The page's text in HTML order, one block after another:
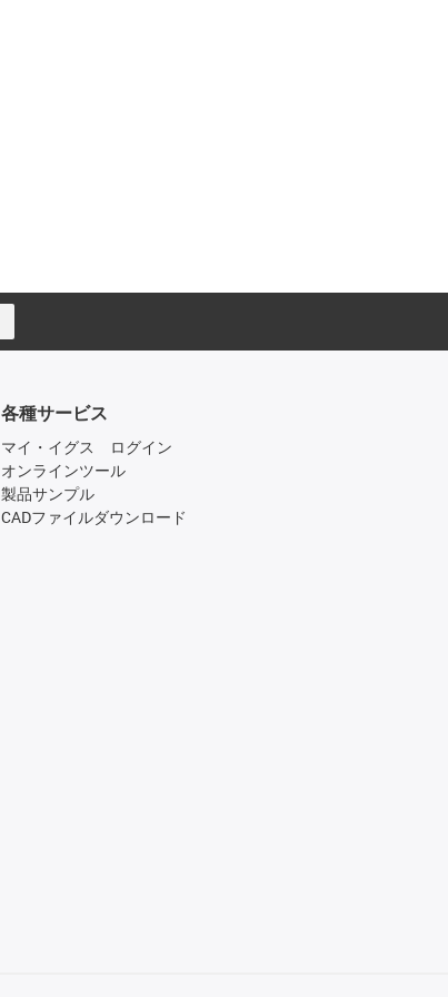
各種サービス
マイ・イグス ログイン
オンラインツール
製品サンプル
CADファイルダウンロード